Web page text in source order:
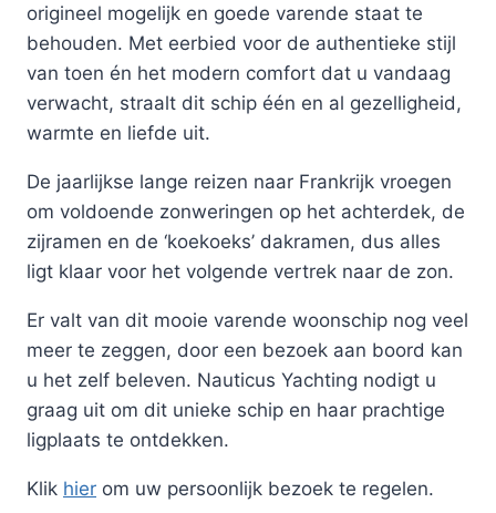
origineel mogelijk en goede varende staat te
behouden. Met eerbied voor de authentieke stijl
van toen én het modern comfort dat u vandaag
verwacht, straalt dit schip één en al gezelligheid,
warmte en liefde uit.
De jaarlijkse lange reizen naar Frankrijk vroegen
om voldoende zonweringen op het achterdek, de
zijramen en de ‘koekoeks’ dakramen, dus alles
ligt klaar voor het volgende vertrek naar de zon.
Er valt van dit mooie varende woonschip nog veel
meer te zeggen, door een bezoek aan boord kan
u het zelf beleven. Nauticus Yachting nodigt u
graag uit om dit unieke schip en haar prachtige
ligplaats te ontdekken.
Klik hier om uw persoonlijk bezoek te regelen.